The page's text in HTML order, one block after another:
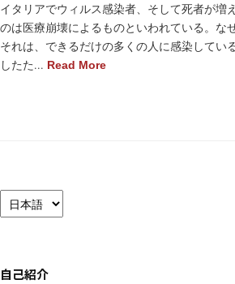
イタリアでウィルス感染者、そして死者が増
のは医療崩壊によるものといわれている。な
それは、できるだけの多くの人に感染してい
したた... Read More
語
択
自己紹介